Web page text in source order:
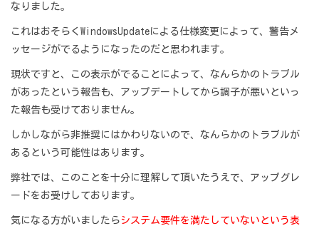
なりました。
これはおそらくWindowsUpdateによる仕様変更によって、警告メ
ッセージがでるようになったのだと思われます。
現状ですと、この表示がでることによって、なんらかのトラブル
があったという報告も、アップデートしてから調子が悪いといっ
た報告も受けておりません。
しかしながら非推奨にはかわりないので、なんらかのトラブルが
あるという可能性はあります。
弊社では、このことを十分に理解して頂いたうえで、アップグレ
ードをお受けしております。
気になる方がいましたら システム要件を満たしていないという表